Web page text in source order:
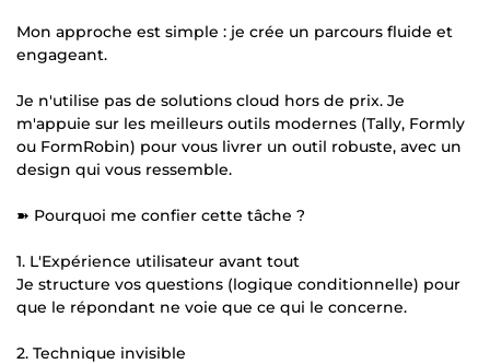
Mon approche est simple : je crée un parcours fluide et
engageant.
Je n'utilise pas de solutions cloud hors de prix. Je
m'appuie sur les meilleurs outils modernes (Tally, Formly
ou FormRobin) pour vous livrer un outil robuste, avec un
design qui vous ressemble.
➽ Pourquoi me confier cette tâche ?
1. L'Expérience utilisateur avant tout
Je structure vos questions (logique conditionnelle) pour
que le répondant ne voie que ce qui le concerne.
2. Technique invisible